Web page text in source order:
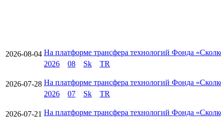
2026-08-04 На платформе трансфера технологий Фонда
2026
08 Sk TR
2026-07-28 На платформе трансфера технологий Фонда
2026
07 Sk TR
2026-07-21 На платформе трансфера технологий Фонда